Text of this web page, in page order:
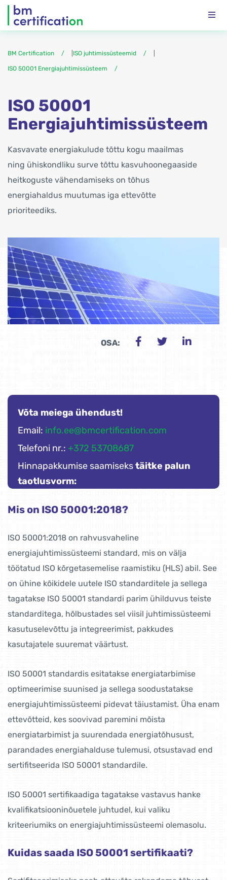
BM Certification ISO juhtimissüsteemid
ISO 50001 Energiajuhtimissüsteem
ISO 50001
Energiajuhtimissüsteem
Kasvavate energiakulude tõttu kogu maailmas
ning ühiskondliku surve tõttu kasvuhoonegaaside
heitkoguste vähendamiseks on tõhus
energiahaldus muutumas iga ettevõtte
prioriteediks.
OSA:
Võta meiega ühendust!
Email: info.ee@bmcertification.com
Telefoni nr.: +372 53708687
Hinnapakkumise saamisekstäitke palun
taotlusvorm:
Mis on ISO 50001:2018?
ISO 50001:2018 on rahvusvaheline
energiajuhtimissüsteemi standard, mis on välja
töötatud ISO kõrgetasemelise raamistiku (HLS) abil. See
on ühine kõikidele uutele ISO standarditele ja sellega
tagatakse ISO 50001 standardi parim ühilduvus teiste
standarditega, hõlbustades sel viisil juhtimissüsteemi
kasutuselevõttu ja integreerimist, pakkudes
kasutajatele suuremat väärtust.
ISO 50001 standardis esitatakse energiatarbimise
optimeerimise suunised ja sellega soodustatakse
energiajuhtimissüsteemi pidevat täiustamist. Üha enam
ettevõtteid, kes soovivad paremini mõista
energiatarbimist ja suurendada energiatõhusust,
parandades energiahalduse tulemusi, otsustavad end
sertifitseerida ISO 50001 standardile.
ISO 50001 sertifikaadiga tagatakse vastavus hanke
kvalifikatsiooninõuetele juhtudel, kui valiku
kriteeriumiks on energiajuhtimissüsteemi olemasolu.
Kuidas saada ISO 50001 sertifikaati?